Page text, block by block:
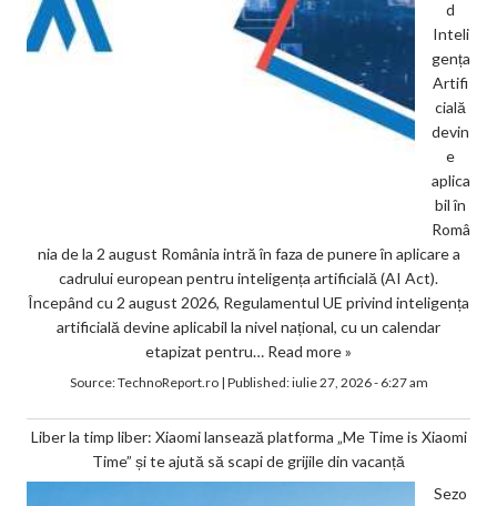
d
Inteli
gența
Artifi
cială
devin
e
aplica
bil în
Româ
nia de la 2 august România intră în faza de punere în aplicare a
cadrului european pentru inteligența artificială (AI Act).
Începând cu 2 august 2026, Regulamentul UE privind inteligența
artificială devine aplicabil la nivel național, cu un calendar
etapizat pentru… Read more »
Source:TechnoReport.ro| Published:iulie 27, 2026 - 6:27 am
Liber la timp liber: Xiaomi lansează platforma „Me Time is Xiaomi
Time” și te ajută să scapi de grijile din vacanță
Sezo